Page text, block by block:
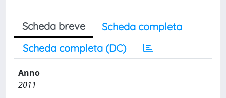
Scheda breve
Scheda completa
Scheda completa (DC)
Anno
2011